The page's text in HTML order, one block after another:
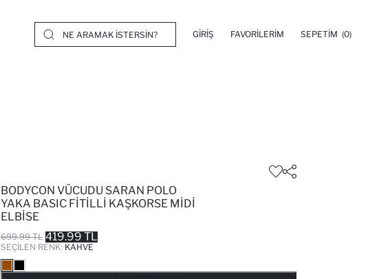
GIRIŞ FAVORILERIM SEPETIM (0)
BODYCON VÜCUDU SARAN POLO
YAKA BASIC FITILLI KAŞKORSE MIDI
ELBISE
699.99 TL 419.99 TL
SEÇILEN RENK: KAHVE